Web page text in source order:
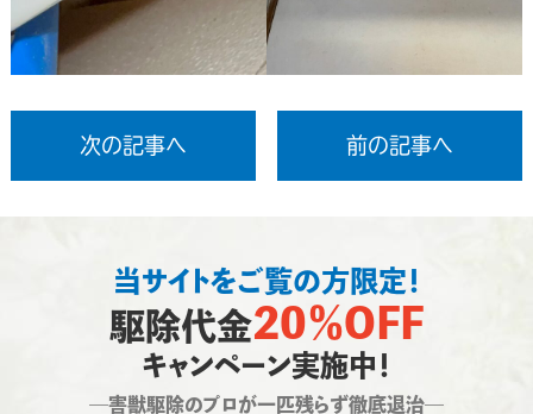
次の記事へ 前の記事へ
当サイトをご覧の方限定！
駆除代金20％OFF
キャンペーン実施中！
―害獣駆除のプロが一匹残らず徹底退治―